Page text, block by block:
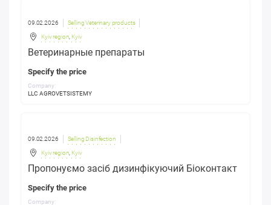
09.02.2026 Selling Veterinary products
Kyiv region Kyiv
Ветеринарные препараты
Specify the price
Company:
LLC AGROVETSISTEMY
09.02.2026 Selling Disinfection
Kyiv region Kyiv
Пропонуємо засіб дизинфікуючий Біоконтакт
Specify the price
Company: